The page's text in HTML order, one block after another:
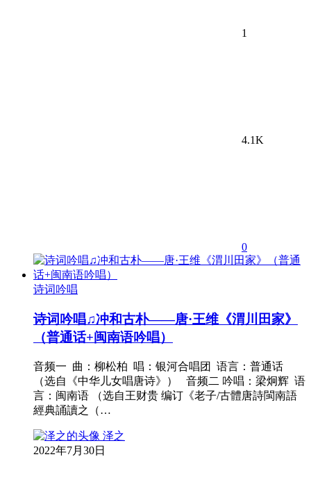
1
4.1K
0
诗词吟唱
诗词吟唱♫冲和古朴——唐·王维《渭川田家》
（普通话+闽南语吟唱）
音频一 曲：柳松柏 唱：银河合唱团 语言：普通话
（选自《中华儿女唱唐诗》） 音频二 吟唱：梁炯辉 语
言：闽南语 （选自王财贵 编订《老子/古體唐詩閩南語
經典誦讀之（…
泽之
2022年7月30日